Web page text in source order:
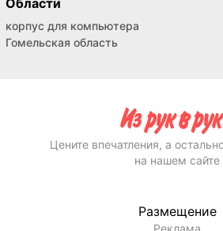
Области
корпус для компьютера
Гомельская область
Цените впечатления, а
на нашем сайте
Размещение